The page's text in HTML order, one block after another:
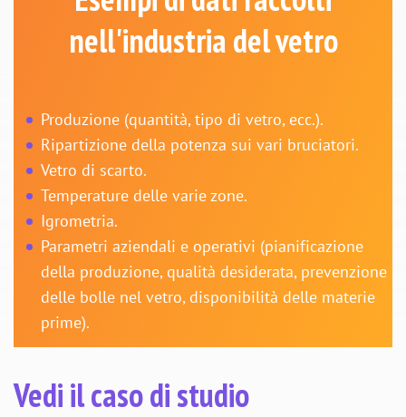
nell'industria del vetro
Produzione (quantità, tipo di vetro, ecc.).
Ripartizione della potenza sui vari bruciatori.
Vetro di scarto.
Temperature delle varie zone.
Igrometria.
Parametri aziendali e operativi (pianificazione
della produzione, qualità desiderata, prevenzione
delle bolle nel vetro, disponibilità delle materie
prime).
Vedi il caso di studio